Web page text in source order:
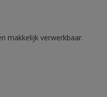
makkelijk verwerkbaar.